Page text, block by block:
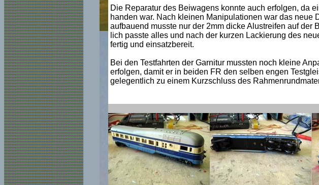
Die Reparatur des Beiwagens konnte auch erfolgen, da
handen war. Nach kleinen Manipulationen war das neue
aufbauend musste nur der 2mm dicke Alustreifen auf
lich passte alles und nach der kurzen Lackierung des
fertig und einsatzbereit.
Bei den Testfahrten der Garnitur mussten noch kleine
erfolgen, damit er in beiden FR den selben engen
gelegentlich zu einem Kurzschluss des